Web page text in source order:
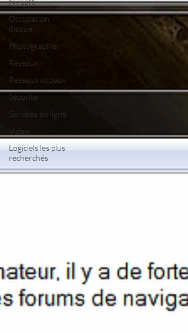
Occupation
disque
Photographie
Réseaux
Réseaux sociaux
Sécurité
Services en ligne
Video
Logiciels les plus
recherchés